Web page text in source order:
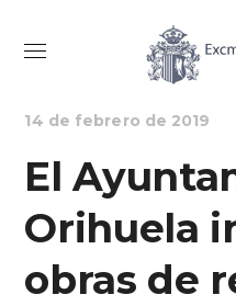
NOTICIAS URBANISMO
14 de febrero de 2019
El
Orihuela
obras de